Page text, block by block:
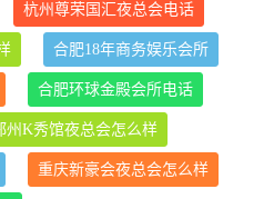
杭州尊荣国汇夜总会电话
合肥18年商务娱乐会所
合肥环球金殿会所电话
州K秀馆夜总会怎么样
重庆新豪会夜总会怎么样